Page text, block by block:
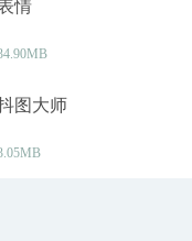
情
图大师